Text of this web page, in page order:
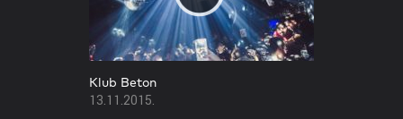
Klub Beton
13.11.2015.